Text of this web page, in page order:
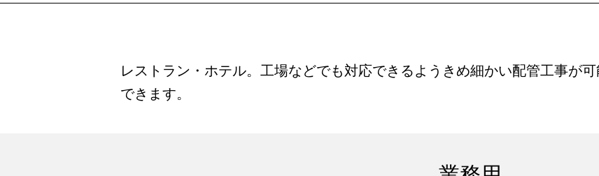
レストラン・ホテル。工場などでも対応できるようきめ細かい配管工事が
できます。